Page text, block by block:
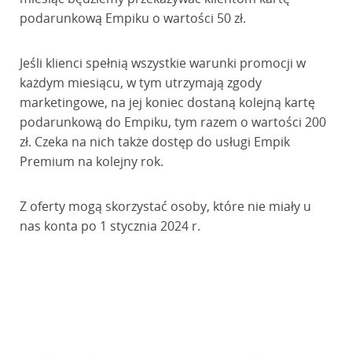
podarunkową Empiku o wartości 50 zł.
Jeśli klienci spełnią wszystkie warunki promocji w
każdym miesiącu, w tym utrzymają zgody
marketingowe, na jej koniec dostaną kolejną kartę
podarunkową do Empiku, tym razem o wartości 200
zł. Czeka na nich także dostęp do usługi Empik
Premium na kolejny rok.
Z oferty mogą skorzystać osoby, które nie miały u
nas konta po 1 stycznia 2024 r.